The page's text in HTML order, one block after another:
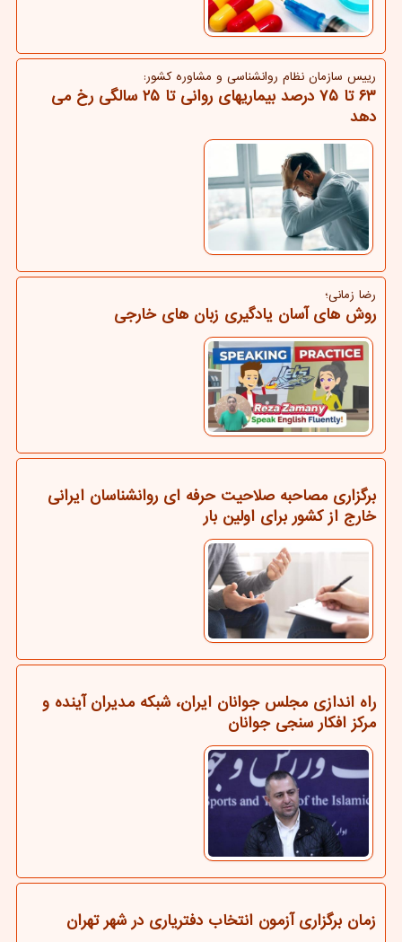
رییس سازمان نظام روانشناسی و مشاوره كشور:
۶۳ تا ۷۵ درصد بیماریهای روانی تا ۲۵ سالگی رخ می
دهد
رضا زمانی؛
روش های آسان یادگیری زبان های خارجی
برگزاری مصاحبه صلاحیت حرفه ای روانشناسان ایرانی
خارج از کشور برای اولین بار
راه اندازی مجلس جوانان ایران، شبکه مدیران آینده و
مرکز افکار سنجی جوانان
زمان برگزاری آزمون انتخاب دفتریاری در شهر تهران